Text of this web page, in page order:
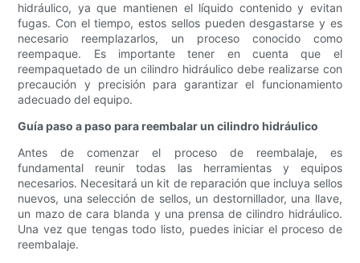
hidráulico, ya que mantienen el líquido contenido y evitan
fugas. Con el tiempo, estos sellos pueden desgastarse y es
necesario reemplazarlos, un proceso conocido como
reempaque. Es importante tener en cuenta que el
reempaquetado de un cilindro hidráulico debe realizarse con
precaución y precisión para garantizar el funcionamiento
adecuado del equipo.
Guía paso a paso para reembalar un cilindro hidráulico
Antes de comenzar el proceso de reembalaje, es
fundamental reunir todas las herramientas y equipos
necesarios. Necesitará un kit de reparación que incluya sellos
nuevos, una selección de sellos, un destornillador, una llave,
un mazo de cara blanda y una prensa de cilindro hidráulico.
Una vez que tengas todo listo, puedes iniciar el proceso de
reembalaje.